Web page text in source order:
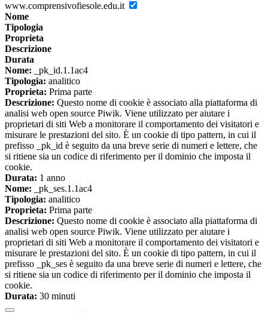
www.comprensivofiesole.edu.it
Nome
Tipologia
Proprieta
Descrizione
Durata
Nome: _pk_id.1.1ac4
Tipologia: analitico
Proprieta: Prima parte
Descrizione: Questo nome di cookie è associato alla piattaforma di
analisi web open source Piwik. Viene utilizzato per aiutare i
proprietari di siti Web a monitorare il comportamento dei visitatori e
misurare le prestazioni del sito. È un cookie di tipo pattern, in cui il
prefisso _pk_id è seguito da una breve serie di numeri e lettere, che
si ritiene sia un codice di riferimento per il dominio che imposta il
cookie.
Durata: 1 anno
Nome: _pk_ses.1.1ac4
Tipologia: analitico
Proprieta: Prima parte
Descrizione: Questo nome di cookie è associato alla piattaforma di
analisi web open source Piwik. Viene utilizzato per aiutare i
proprietari di siti Web a monitorare il comportamento dei visitatori e
misurare le prestazioni del sito. È un cookie di tipo pattern, in cui il
prefisso _pk_ses è seguito da una breve serie di numeri e lettere, che
si ritiene sia un codice di riferimento per il dominio che imposta il
cookie.
Durata: 30 minuti